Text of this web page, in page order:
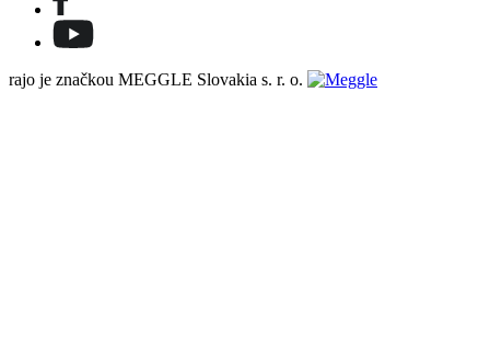
rajo je značkou MEGGLE Slovakia s. r. o.